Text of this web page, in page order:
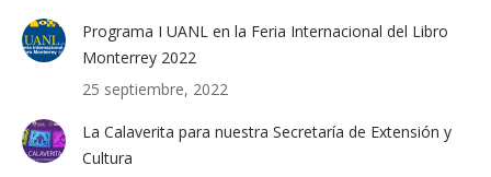
Programa I UANL en la Feria Internacional del Libro
Monterrey 2022
25 septiembre, 2022
La Calaverita para nuestra Secretaría de Extensión y
Cultura